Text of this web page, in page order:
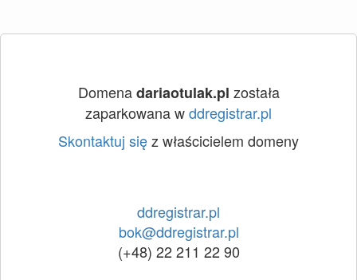
Domenadariaotulak.pl została
zaparkowana wddregistrar.pl
Skontaktuj sięz właścicielem domeny
ddregistrar.pl
bok@ddregistrar.pl
(+48) 22 211 22 90